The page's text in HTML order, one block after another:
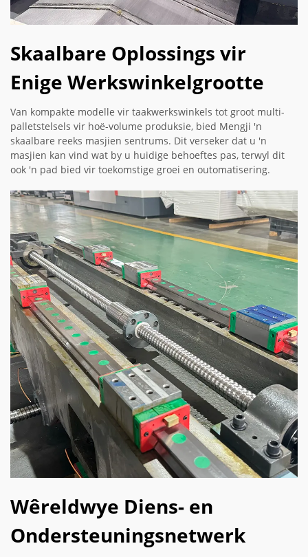
Skaalbare Oplossings vir
Enige Werkswinkelgrootte
Van kompakte modelle vir taakwerkswinkels tot groot multi-
palletstelsels vir hoë-volume produksie, bied Mengji 'n
skaalbare reeks masjien sentrums. Dit verseker dat u 'n
masjien kan vind wat by u huidige behoeftes pas, terwyl dit
ook 'n pad bied vir toekomstige groei en outomatisering.
Wêreldwye Diens- en
Ondersteuningsnetwerk